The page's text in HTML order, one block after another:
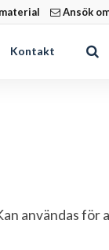
Ansök
Kontakt
användas för